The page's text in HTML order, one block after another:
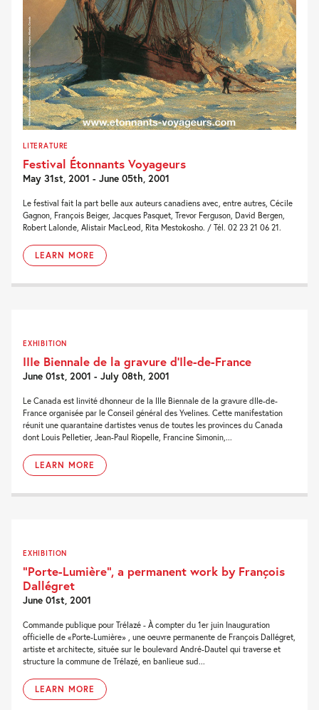
LITERATURE
Festival Étonnants Voyageurs
May 31st, 2001 - June 05th, 2001
Le festival fait la part belle aux auteurs canadiens avec, entre autres, Cécile
Gagnon, François Beiger, Jacques Pasquet, Trevor Ferguson, David Bergen,
Robert Lalonde, Alistair MacLeod, Rita Mestokosho. / Tél. 02 23 21 06 21.
LEARN MORE
EXHIBITION
IIIe Biennale de la gravure d’Ile-de-France
June 01st, 2001 - July 08th, 2001
Le Canada est linvité dhonneur de la IIIe Biennale de la gravure dIle-de-
France organisée par le Conseil général des Yvelines. Cette manifestation
réunit une quarantaine dartistes venus de toutes les provinces du Canada
dont Louis Pelletier, Jean-Paul Riopelle, Francine Simonin,...
LEARN MORE
EXHIBITION
“Porte-Lumière”, a permanent work by François
Dallégret
June 01st, 2001
Commande publique pour Trélazé - À compter du 1er juin Inauguration
officielle de «Porte-Lumière» , une oeuvre permanente de François Dallégret,
artiste et architecte, située sur le boulevard André-Dautel qui traverse et
structure la commune de Trélazé, en banlieue sud...
LEARN MORE